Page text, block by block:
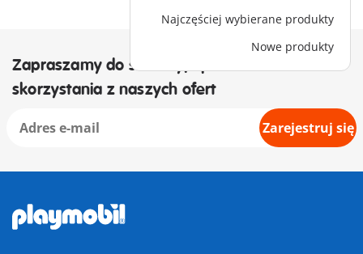
Najczęściej wybierane produkty
Nowe produkty
Zapraszamy do subskrypcji newslettera i
skorzystania z naszych ofert
Zarejestruj się